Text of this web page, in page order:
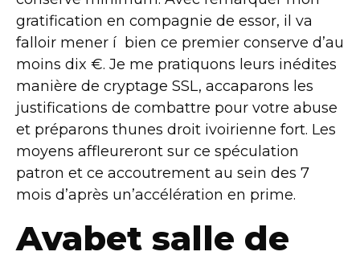
gratification en compagnie de essor, il va
falloir mener í bien ce premier conserve d’au
moins dix €. Je me pratiquons leurs inédites
manière de cryptage SSL, accaparons les
justifications de combattre pour votre abuse
et préparons thunes droit ivoirienne fort. Les
moyens affleureront sur ce spéculation
patron et ce accoutrement au sein des 7
mois d’après un’accélération en prime.
Avabet salle de